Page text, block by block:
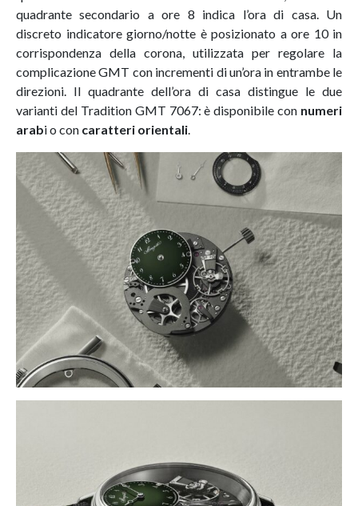
quadrante secondario a ore 8 indica l’ora di casa. Un
discreto indicatore giorno/notte è posizionato a ore 10 in
corrispondenza della corona, utilizzata per regolare la
complicazione GMT con incrementi di un’ora in entrambe le
direzioni. Il quadrante dell’ora di casa distingue le due
varianti del Tradition GMT 7067: è disponibile con numeri
arabi o con caratteri orientali.